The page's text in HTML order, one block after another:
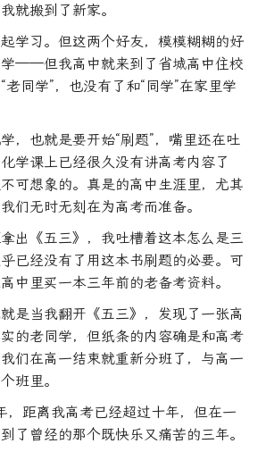
就搬到了新家。
学习。但这两个好友，模模糊糊的好
——但我高中就来到了省城高中住校
老同学”，也没有了和“同学”在家里学
，也就是要开始“刷题”，嘴里还在吐
学课上已经很久没有讲高考内容了
可想象的。真是的高中生涯里，尤其
们无时无刻在为高考而准备。
出《五三》，我吐槽着这本怎么是三
已经没有了用这本书刷题的必要。可
中里买一本三年前的老备考资料。
是当我翻开《五三》，发现了一张高
的老同学，但纸条的内容确是和高考
们在高一结束就重新分班了，与高一
班里。
，距离我高考已经超过十年，但在一
了曾经的那个既快乐又痛苦的三年。